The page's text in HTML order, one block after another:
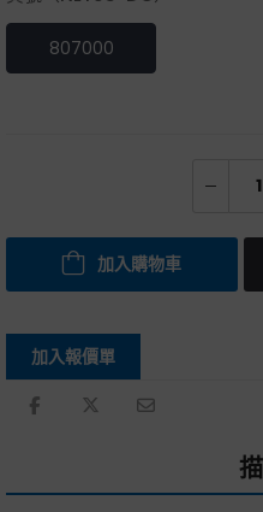
807000
加入購物車
加入報價單